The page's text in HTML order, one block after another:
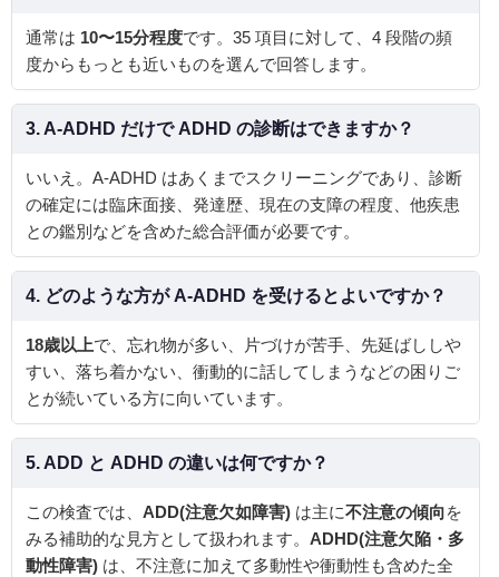
通常は 10〜15分程度です。35 項目に対して、4 段階の頻
度からもっとも近いものを選んで回答します。
3. A-ADHD だけで ADHD の診断はできますか？
いいえ。A-ADHD はあくまでスクリーニングであり、診断
の確定には臨床面接、発達歴、現在の支障の程度、他疾患
との鑑別などを含めた総合評価が必要です。
4. どのような方が A-ADHD を受けるとよいですか？
18歳以上で、忘れ物が多い、片づけが苦手、先延ばししや
すい、落ち着かない、衝動的に話してしまうなどの困りご
とが続いている方に向いています。
5. ADD と ADHD の違いは何ですか？
この検査では、 ADD(注意欠如障害) は主に不注意の傾向を
みる補助的な見方として扱われます。 ADHD(注意欠陥・多
動性障害) は、不注意に加えて多動性や衝動性も含めた全